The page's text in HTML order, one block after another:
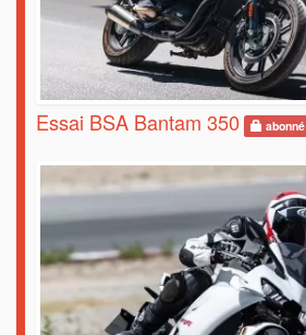
Essai BSA Bantam 350 abonné